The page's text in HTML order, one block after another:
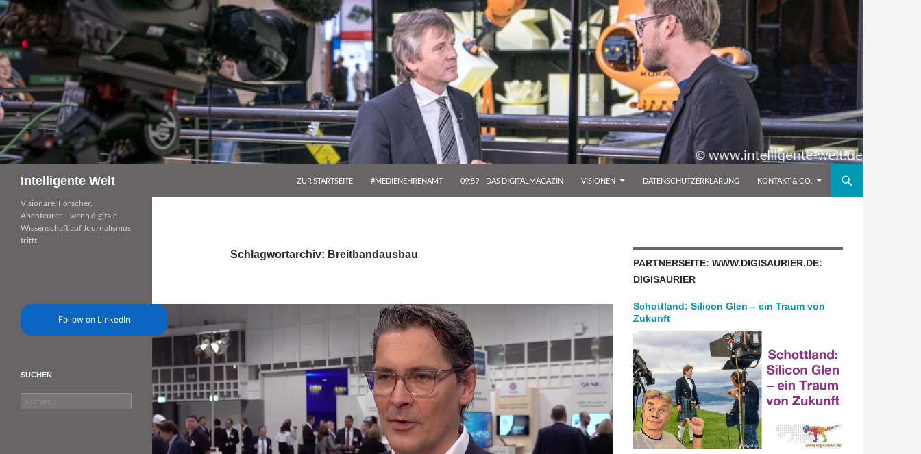
Zum
Inhalt
springen
Intelligente Welt ZUR STARTSEITE #MEDIENEHRENAMT 09:59 – DAS DIGITALMAGAZIN VISIONEN DATENSCHUTZERKLÄRUNG KONTAKT & CO.
Schlagwortarchiv: Breitbandausbau
PARTNERSEITE: WWW.DIGISAURIER.DE:
DIGISAURIER
Schottland: Silicon Glen – ein Traum von
Zukunft
Visionäre, Forscher,
Abenteurer – wenn digitale
Wissenschaft auf Journalismus
trifft
Follow on LinkedIn
SUCHEN
Suchen
nach: